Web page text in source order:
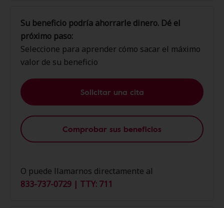
Su beneficio podría ahorrarle dinero. Dé el
próximo paso:
Seleccione para aprender cómo sacar el máximo
valor de su beneficio
Solicitar una cita
Comprobar sus beneficios
O puede llamarnos directamente al
833-737-0729 | TTY: 711